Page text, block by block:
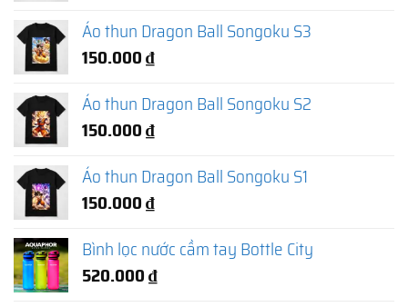
Áo thun Dragon Ball Songoku S3
150.000₫
Áo thun Dragon Ball Songoku S2
150.000₫
Áo thun Dragon Ball Songoku S1
150.000₫
Bình lọc nước cầm tay Bottle City
520.000₫